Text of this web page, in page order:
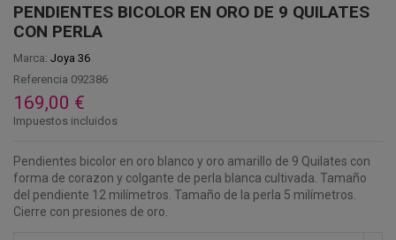
PENDIENTES BICOLOR EN ORO DE 9 QUILATES
CON PERLA
Marca: Joya 36
Referencia 092386
169,00 €
Impuestos incluidos
Pendientes bicolor en oro blanco y oro amarillo de 9 Quilates con
forma de corazon y colgante de perla blanca cultivada. Tamaño
del pendiente 12 milímetros. Tamaño de la perla 5 milímetros.
Cierre con presiones de oro.